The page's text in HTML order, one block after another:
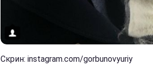
Скрин: instagram.com/gorbunovyuriy